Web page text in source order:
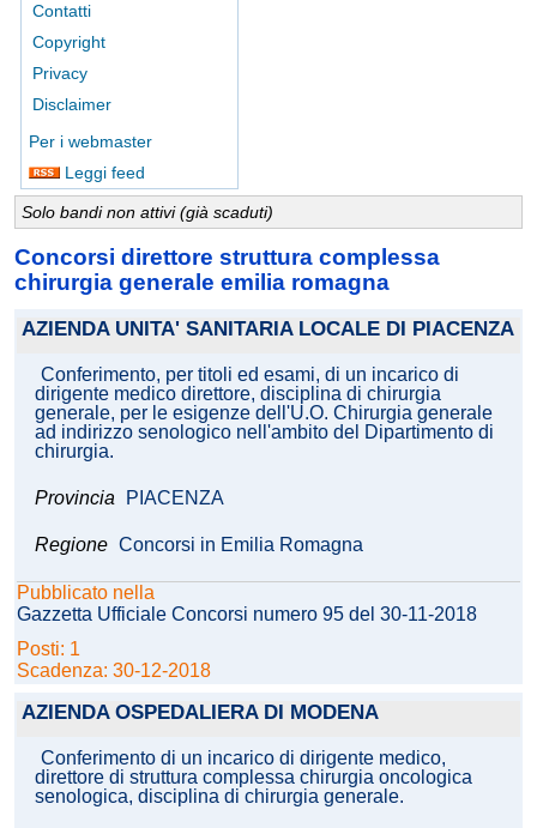
Contatti
Copyright
Privacy
Disclaimer
Per i webmaster
Leggi feed
Solo bandi non attivi (già scaduti)
Concorsi direttore struttura complessa
chirurgia generale emilia romagna
AZIENDA UNITA' SANITARIA LOCALE DI PIACENZA
Conferimento, per titoli ed esami, di un incarico di
dirigente medico direttore, disciplina di chirurgia
generale, per le esigenze dell'U.O. Chirurgia generale
ad indirizzo senologico nell'ambito del Dipartimento di
chirurgia.
Provincia PIACENZA
Regione Concorsi in Emilia Romagna
Pubblicato nella
Gazzetta Ufficiale Concorsi numero 95 del 30-11-2018
Posti: 1
Scadenza: 30-12-2018
AZIENDA OSPEDALIERA DI MODENA
Conferimento di un incarico di dirigente medico,
direttore di struttura complessa chirurgia oncologica
senologica, disciplina di chirurgia generale.